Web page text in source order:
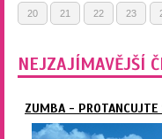
20 21 22 23
NEJZAJÍMAVĚJŠÍ
ZUMBA - PROTANCUJTE